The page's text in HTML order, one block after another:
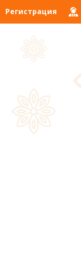
Регистрация